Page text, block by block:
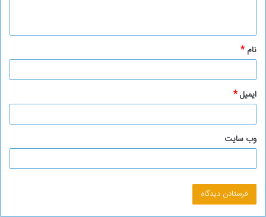
*
نام *
ایمیل*
وب‌ سایت